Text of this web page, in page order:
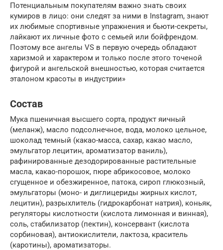
Потенциальным покупателям важно знать своих
кумиров в лицо: они следят за ними в Instagram, знают
их любимые спортивные упражнения и бьюти-секреты,
лайкают их личные фото с семьей или бойфрендом.
Поэтому все ангелы VS в первую очередь обладают
харизмой и характером и только после этого точеной
фигурой и ангельской внешностью, которая считается
эталоном красоты в индустрии»
Состав
Мука пшеничная высшего сорта, продукт яичный
(меланж), масло подсолнечное, вода, молоко цельное,
шоколад темный (какао-масса, сахар, какао масло,
эмульгатор лецитин, ароматизатор ваниль),
рафинированные дезодорированные растительные
масла, какао-порошок, пюре абрикосовое, молоко
сгущенное и обезжиренное, патока, сироп глюкозный,
эмульгаторы (моно- и диглицериды жирных кислот,
лецитин), разрыхлитель (гидрокарбонат натрия), коньяк,
регуляторы кислотности (кислота лимонная и винная),
соль, стабилизатор (пектин), консервант (кислота
сорбиновая), антиокислители, лактоза, краситель
(каротины), ароматизаторы.